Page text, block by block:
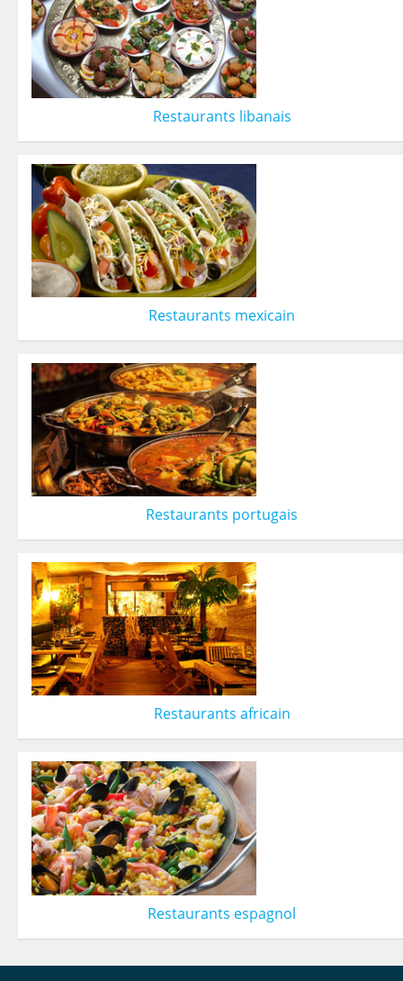
Restaurants libanais
Restaurants mexicain
Restaurants portugais
Restaurants africain
Restaurants espagnol